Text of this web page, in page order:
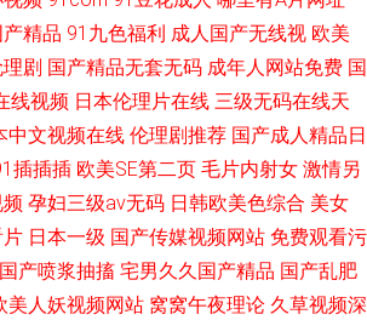
精品 91九色福利 成人国产无线视 欧美
剧 国产精品无套无码 成年人网站免费 国
线视频 日本伦理片在线 三级无码在线天
中文视频在线 伦理剧推荐 国产成人精品日
插插插 欧美SE第二页 毛片内射女 激情另
孕妇三级av无码 日韩欧美色综合 美女
日本一级 国产传媒视频网站 免费观看污
国产喷浆抽搐 宅男久久国产精品 国产乱肥
美人妖视频网站 窝窝午夜理论 久草视频深